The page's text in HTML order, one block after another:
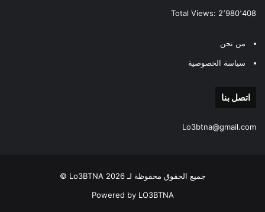
Total Views: 2٬980٬408
من نحن
سياسة الخصوصية
اتصل بنا
Lo3btna@gmail.com
جميع الحقوق محفوظة لـ Lo3BTNA 2026 ©
Powered by LO3BTNA